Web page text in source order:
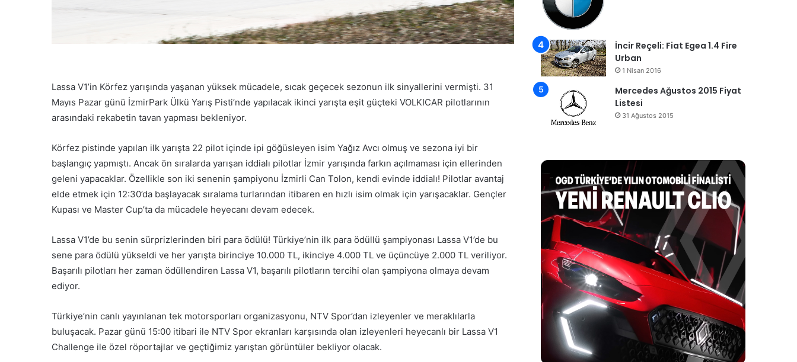
Lassa V1’in Körfez yarışında yaşanan yüksek mücadele, sıcak geçecek sezonun ilk sinyallerini vermişti. 31
Mayıs Pazar günü İzmirPark Ülkü Yarış Pisti’nde yapılacak ikinci yarışta eşit güçteki VOLKICAR pilotlarının
arasındaki rekabetin tavan yapması bekleniyor.
Körfez pistinde yapılan ilk yarışta 22 pilot içinde ipi göğüsleyen isim Yağız Avcı olmuş ve sezona iyi bir
başlangıç yapmıştı. Ancak ön sıralarda yarışan iddialı pilotlar İzmir yarışında farkın açılmaması için ellerinden
geleni yapacaklar. Özellikle son iki senenin şampiyonu İzmirli Can Tolon, kendi evinde iddialı! Pilotlar avantaj
elde etmek için 12:30’da başlayacak sıralama turlarından itibaren en hızlı isim olmak için yarışacaklar. Gençler
Kupası ve Master Cup’ta da mücadele heyecanı devam edecek.
Lassa V1’de bu senin sürprizlerinden biri para ödülü! Türkiye’nin ilk para ödüllü şampiyonası Lassa V1’de bu
sene para ödülü yükseldi ve her yarışta birinciye 10.000 TL, ikinciye 4.000 TL ve üçüncüye 2.000 TL veriliyor.
Başarılı pilotları her zaman ödüllendiren Lassa V1, başarılı pilotların tercihi olan şampiyona olmaya devam
ediyor.
Türkiye’nin canlı yayınlanan tek motorsporları organizasyonu, NTV Spor’dan izleyenler ve meraklılarla
buluşacak. Pazar günü 15:00 itibari ile NTV Spor ekranları karşısında olan izleyenleri heyecanlı bir Lassa V1
Challenge ile özel röportajlar ve geçtiğimiz yarıştan görüntüler bekliyor olacak.
İncir Reçeli: Fiat Egea 1.4 Fire
Urban
1 Nisan 2016
Mercedes Ağustos 2015 Fiyat
Listesi
31 Ağustos 2015